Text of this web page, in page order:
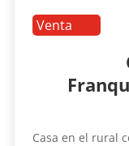
Venta
Casa en el rural